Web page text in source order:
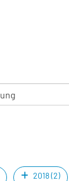
2018 (2)